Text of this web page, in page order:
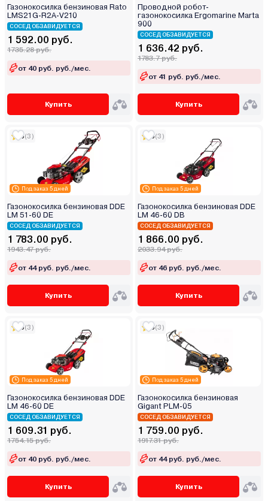
Газонокосилка бензиновая Rato
LMS21G-R2A-V210
СОСЕД ОБЗАВИДУЕТСЯ
1 592.00 руб.
1735.28 руб.
от 40 руб. руб./мес.
Купить
Проводной робот-
газонокосилка Ergomarine Marta
900
СОСЕД ОБЗАВИДУЕТСЯ
1 636.42 руб.
1783.7 руб.
от 41 руб. руб./мес.
Купить
Под заказ 5 дней
5(3)
Газонокосилка бензиновая DDE
LM 51-60 DE
СОСЕД ОБЗАВИДУЕТСЯ
1 783.00 руб.
1943.47 руб.
от 44 руб. руб./мес.
Купить
Под заказ 5 дней
5(3)
Газонокосилка бензиновая DDE
LM 46-60 DB
СОСЕД ОБЗАВИДУЕТСЯ
1 866.00 руб.
2033.94 руб.
от 46 руб. руб./мес.
Купить
Под заказ 5 дней
5(3)
Газонокосилка бензиновая DDE
LM 46-60 DE
СОСЕД ОБЗАВИДУЕТСЯ
1 609.31 руб.
1754.15 руб.
от 40 руб. руб./мес.
Купить
Под заказ 5 дней
5(3)
Газонокосилка бензиновая
Gigant PLM-05
СОСЕД ОБЗАВИДУЕТСЯ
1 759.00 руб.
1917.31 руб.
от 44 руб. руб./мес.
Купить